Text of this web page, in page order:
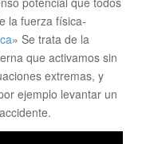
la fuerza física-
» Se trata de la
que activamos sin
extremas, y
ejemplo levantar un